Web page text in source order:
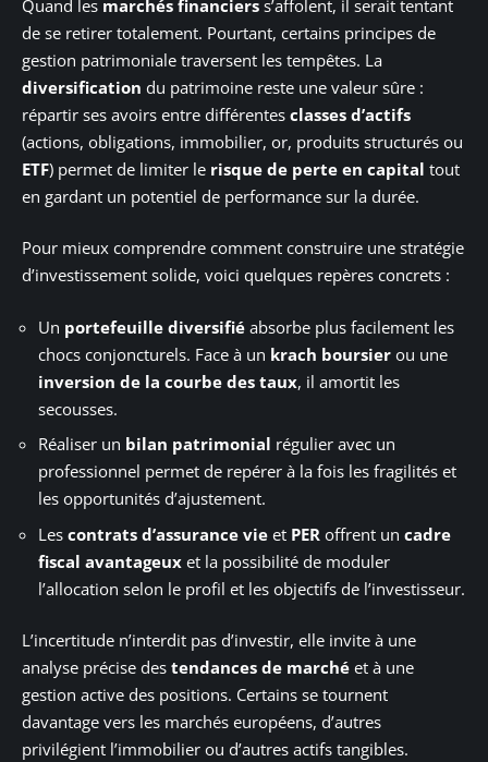
Quand les marchés financiers s’affolent, il serait tentant
de se retirer totalement. Pourtant, certains principes de
gestion patrimoniale traversent les tempêtes. La
diversification du patrimoine reste une valeur sûre :
répartir ses avoirs entre différentes classes d’actifs
(actions, obligations, immobilier, or, produits structurés ou
ETF) permet de limiter le risque de perte en capital tout
en gardant un potentiel de performance sur la durée.
Pour mieux comprendre comment construire une stratégie
d’investissement solide, voici quelques repères concrets :
Un portefeuille diversifié absorbe plus facilement les
chocs conjoncturels. Face à un krach boursier ou une
inversion de la courbe des taux, il amortit les
secousses.
Réaliser un bilan patrimonial régulier avec un
professionnel permet de repérer à la fois les fragilités et
les opportunités d’ajustement.
Les contrats d’assurance vie et PER offrent un cadre
fiscal avantageux et la possibilité de moduler
l’allocation selon le profil et les objectifs de l’investisseur.
L’incertitude n’interdit pas d’investir, elle invite à une
analyse précise des tendances de marché et à une
gestion active des positions. Certains se tournent
davantage vers les marchés européens, d’autres
privilégient l’immobilier ou d’autres actifs tangibles.